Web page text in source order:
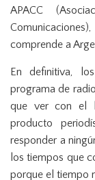
APACC
comprende a
En definitiva,
programa de
que ver con el
producto
responder a
los tiempos que
porque el tiempo